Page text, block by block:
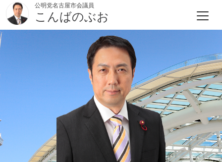
公明党名古屋市会議員
こんばのぶお